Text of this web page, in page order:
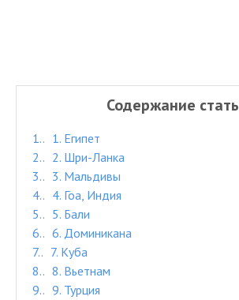
Содержание
1.
1. Египет
2.
2. Шри-Ланка
3.
3. Мальдивы
4.
4. Гоа, Индия
5.
5. Бали
6.
6. Доминикана
7.
7. Куба
8.
8. Вьетнам
9.
9. Турция